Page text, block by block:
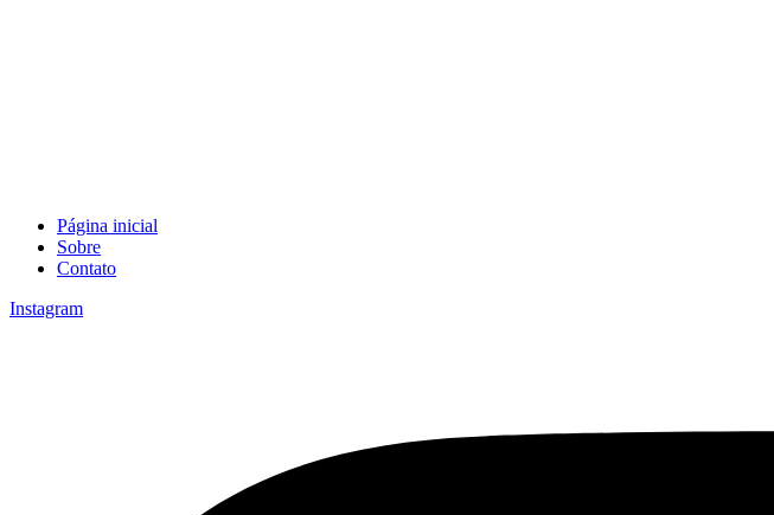
Página inicial
Sobre
Contato
Instagram